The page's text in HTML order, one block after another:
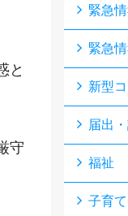
と
守
緊急
緊急
新型
届出
福祉
子育て